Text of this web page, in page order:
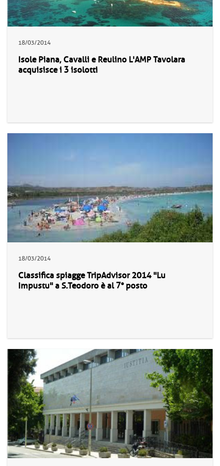
18/03/2014
Isole Piana, Cavalli e Reulino L'AMP Tavolara
acquisisce i 3 isolotti
18/03/2014
Classifica spiagge TripAdvisor 2014 "Lu
Impustu" a S.Teodoro è al 7° posto